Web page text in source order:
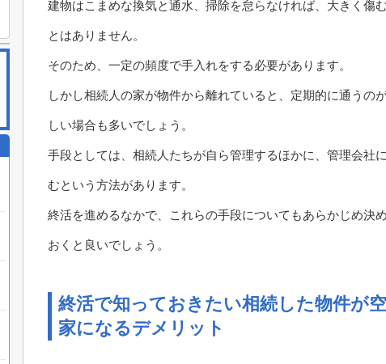
建物はこまめな換気と通水、掃除を怠らなければ、大きく傷
とはありません。
そのため、一定の頻度で手入れをする必要があります。
しかし相続人の家が物件から離れていると、定期的に通うの
しい場合も多いでしょう。
手段としては、相続人たちが自ら管理するほかに、管理会社
むという方法があります。
終活を進めるなかで、これらの手段についてもあらかじめ決
おくと良いでしょう。
終活で知っておきたい相続した物件が
家になるデメリット